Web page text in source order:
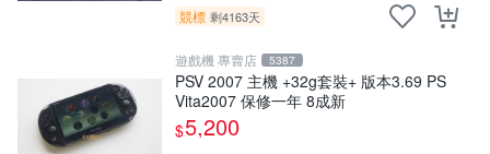
競標 剩4163天
遊戲機 專賣店 5387
PSV 2007 主機 +32g套裝+ 版本3.69 PS
Vita2007 保修一年 8成新
$5,200